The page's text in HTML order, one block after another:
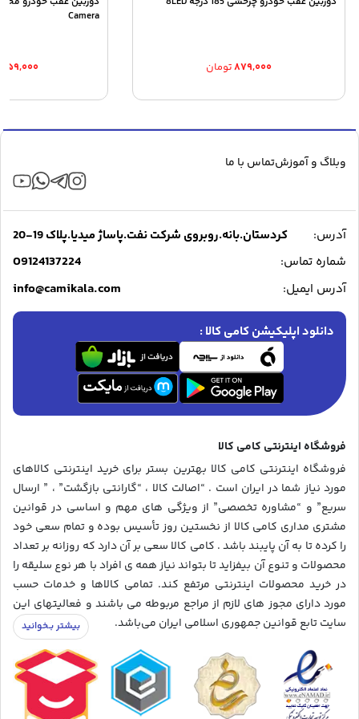
۸۷۹,۰۰۰تومان
Camera
وبلاگ و آموزشتماس با ما
آدرس:
کردستان.بانه.روبروی شرکت نفت.پاساژ میدیا.پلاک 19-20
شماره تماس:
09124137224
آدرس ایمیل: info@camikala.com
دانلود اپلیکیشن کامی کالا :
فروشگاه اینترنتی کامی کالا
فروشگاه اینترنتی کامی کالا بهترین بستر برای خرید اینترنتی کالاهای
مورد نیاز شما در ایران است . “اصالت کالا ، “گارانتی بازگشت” ، ” ارسال
سریع” و “مشاوره تخصصی” از ویژگی های مهم و اساسی در قوانین
مشتری مداری کامی کالا از نخستین روز تأسیس بوده و تمام سعی خود
را کرده تا به آن پایبند باشد . کامی کالا سعی بر آن دارد که روزانه بر تعداد
محصولات و تنوع آن بیفزاید تا بتواند نیاز همه ی افراد با هر نوع سلیقه را
در خرید محصولات اینترنتی مرتفع کند. تمامی کالاها و خدمات حسب
مورد دارای مجوز های لازم از مراجع مربوطه می باشند و فعالیتهای این
سایت تابع قوانین جمهوری اسلامی ایران می‌باشد.